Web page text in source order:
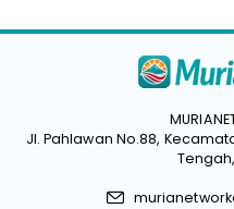
Jl. Pahlawan No.88,